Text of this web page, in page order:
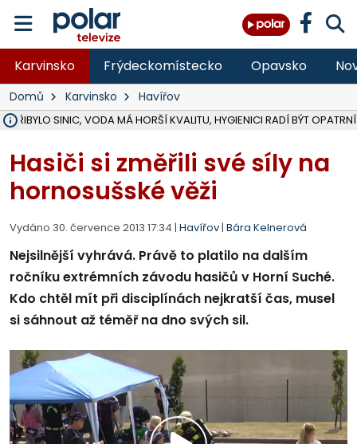
Karvinsko Frýdeckomístecko Opavsko
Domů Karvinsko Havířov
PŘIBYLO SINIC, VODA MÁ HORŠÍ KVALITU, HYGIENICI RADÍ BÝT OPATRNÍ
Hasiči si změřili své síly na
hornosušské věži
Vydáno 30. července 2013 17:34 | Havířov | Bára Kelnerová
Nejsilnější vyhrává. Právě to platilo na dalším
ročníku extrémních závodu hasičů v Horní Suché.
Kdo chtěl mít při disciplínách nejkratší čas, musel
si sáhnout až téměř na dno svých sil.